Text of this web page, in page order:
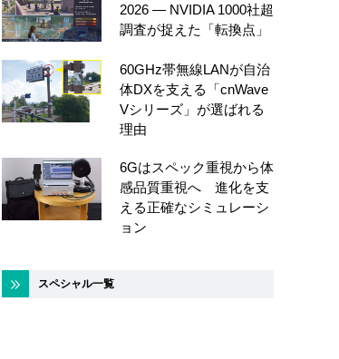
2026 ― NVIDIA 1000社超
調査が捉えた「転換点」
60GHz帯無線LANが自治
体DXを支える「cnWave
Vシリーズ」が選ばれる
理由
6Gはスペック重視から体
感品質重視へ 進化を支
える正確なシミュレーシ
ョン
スペシャル一覧